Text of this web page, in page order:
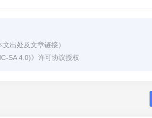
文出处及文章链接）
SA 4.0)》许可协议授权